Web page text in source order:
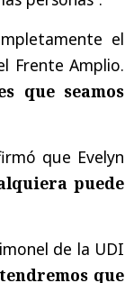
el
Frente Amplio.
que seamos
que Evelyn
puede
de la UDI
que